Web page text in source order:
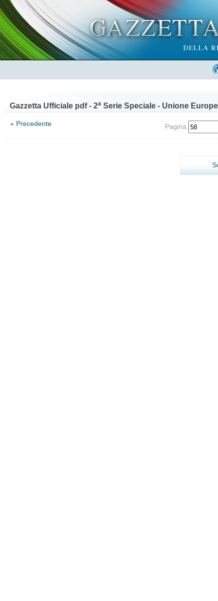
Gazzetta Ufficiale pdf - 2a Serie Speciale - Unione
« Precedente Pagina